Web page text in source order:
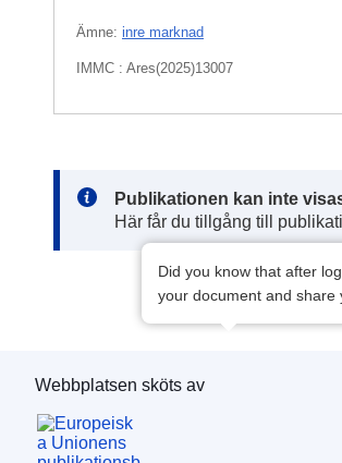
Ämne: inre marknad
IMMC : Ares(2025)13007
Note:
Publikationen kan inte
Här får du tillgång till
Did you know that after
your document and share
Europeiska unionens
Webbplatsen sköts av